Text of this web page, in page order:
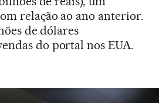
relação ao ano anterior.
de dólares
do portal nos EUA.